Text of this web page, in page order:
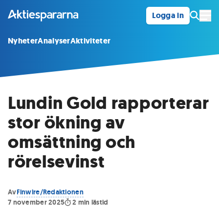
Logga in
NyheterAnalyserAktiviteter
Lundin Gold rapporterar
stor ökning av
omsättning och
rörelsevinst
AvFinwire/Redaktionen
7 november 2025
2 min lästid